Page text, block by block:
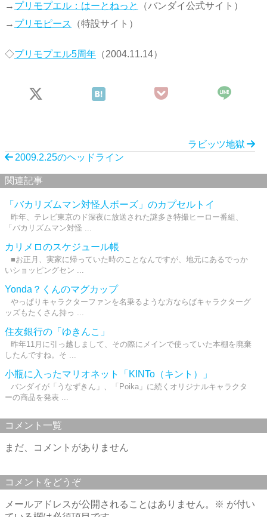
→ プリモプエル：はーとねっと
（バンダイ公式サイト）
→ プリモピース （特設サイト）
◇プリモプエル5周年 （2004.11.14）
ラビッツ地獄
2009.2.25のヘッドライン
関連記事
「バカリズムマン対怪人ボーズ」のカプセルトイ
昨年、テレビ東京のド深夜に放送された謎多き特撮ヒーロー番組、
「バカリズムマン対怪 ...
カリメロのスケジュール帳
■お正月、実家に帰っていた時のことなんですが、地元にあるでっか
いショッピングセン ...
Yonda？くんのマグカップ
やっぱりキャラクターファンを名乗るような方ならばキャラクターグ
ッズもたくさん持っ ...
住友銀行の「ゆきんこ」
昨年11月に引っ越しまして、その際にメインで使っていた本棚を廃棄
したんですね。そ ...
小瓶に入ったマリオネット「KINTo（キント）」
バンダイが「うなずきん」、「Poika」に続くオリジナルキャラクタ
ーの商品を発表 ...
コメント一覧
まだ、コメントがありません
コメントをどうぞ
メールアドレスが公開されることはありません。 ※ が付い